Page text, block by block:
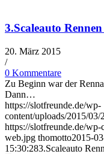
3.Scaleauto
20. März 2015
/
0 Kommentare
Zu Beginn war der
Dann…
https://slotfreunde.de/wp-
content/uploads/2015/
https://slotfreunde.de/
web.jpg thomotto2015-
15:30:283.Scaleauto